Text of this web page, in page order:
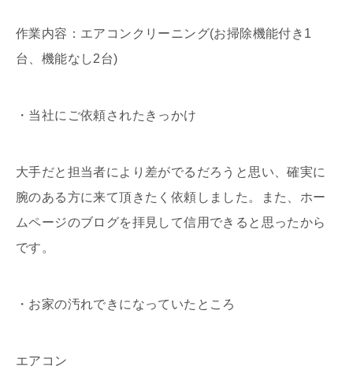
作業内容：エアコンクリーニング(お掃除機能付き1
台、機能なし2台)
・当社にご依頼されたきっかけ
大手だと担当者により差がでるだろうと思い、確実に
腕のある方に来て頂きたく依頼しました。また、ホー
ムページのブログを拝見して信用できると思ったから
です。
・お家の汚れできになっていたところ
エアコン